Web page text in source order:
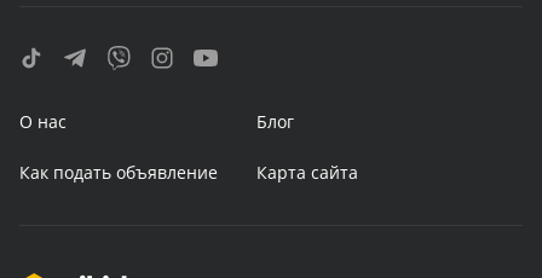
О нас Блог
Как подать объявление Карта сайта